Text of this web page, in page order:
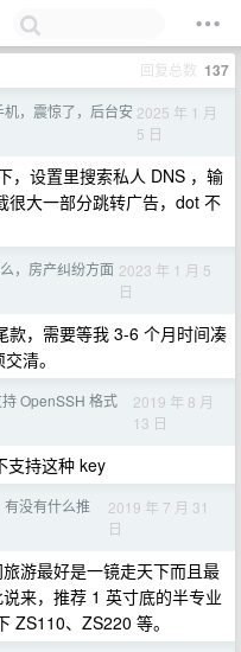
回复总数 137
，震惊了，后台安 2025 年 1 月
5 日
，设置里搜索私人 DNS ，输
很大一部分跳转广告，dot 不
，房产纠纷方面 2023 年 1 月 5
日
款，需要等我 3-6 个月时间凑
清。
OpenSSH 格式
2019 年 8 月
13 日
支持这种 key
没有什么推
2019 年 7 月 31
日
游最好是一镜走天下而且最
来，推荐 1 英寸底的半专业
ZS110、ZS220 等。